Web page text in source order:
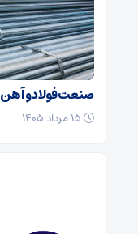
صنعت فولاد و